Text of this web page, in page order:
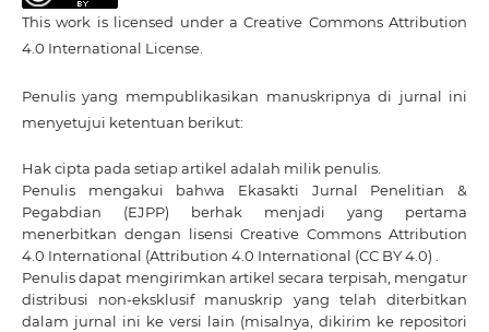
This work is licensed under aCreative Commons Attribution
4.0 International License.
Penulis yang mempublikasikan manuskripnya di jurnal ini
menyetujui ketentuan berikut:
Hak cipta pada setiap artikel adalah milik penulis.
Penulis mengakui bahwa Ekasakti Jurnal Penelitian &
Pegabdian (EJPP) berhak menjadi yang pertama
menerbitkan dengan lisensi Creative Commons Attribution
4.0 International (Attribution 4.0 International (CC BY 4.0) .
Penulis dapat mengirimkan artikel secara terpisah, mengatur
distribusi non-eksklusif manuskrip yang telah diterbitkan
dalam jurnal ini ke versi lain (misalnya, dikirim ke repositori